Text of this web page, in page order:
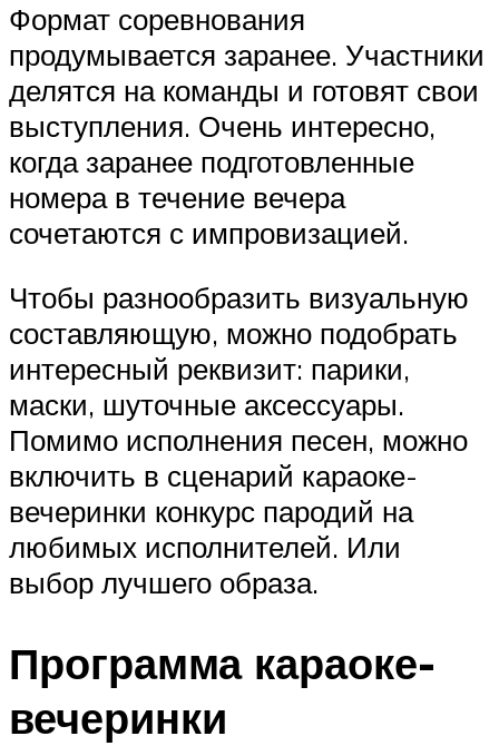
Формат соревнования
продумывается заранее. Участники
делятся на команды и готовят свои
выступления. Очень интересно,
когда заранее подготовленные
номера в течение вечера
сочетаются с импровизацией.
Чтобы разнообразить визуальную
составляющую, можно подобрать
интересный реквизит: парики,
маски, шуточные аксессуары.
Помимо исполнения песен, можно
включить в сценарий караоке-
вечеринки конкурс пародий на
любимых исполнителей. Или
выбор лучшего образа.
Программа караоке-
вечеринки